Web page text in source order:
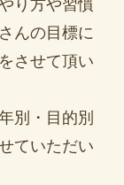
り方や習慣
んの目標に
させて頂い
別・目的別
ていただい